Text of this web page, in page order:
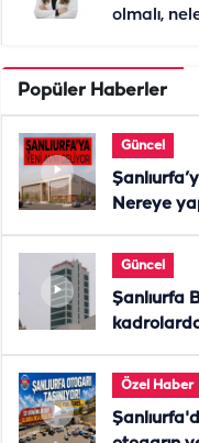
olmalı,
Popüler Haberler
Güncel
Nereye
Güncel
Şanlıurfa
Özel Haber